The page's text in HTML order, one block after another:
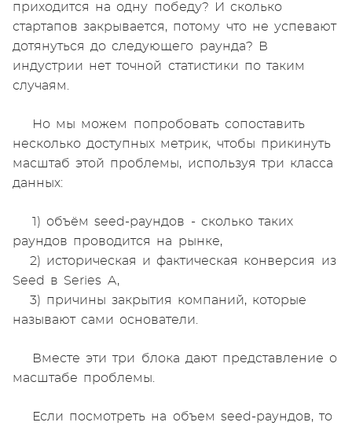
приходится на одну победу? И сколько
стартапов закрывается, потому что не успевают
дотянуться до следующего раунда? В
индустрии нет точной статистики по таким
случаям.
Но мы можем попробовать сопоставить
несколько доступных метрик, чтобы прикинуть
масштаб этой проблемы, используя три класса
данных:
1) объём seed-раундов - сколько таких
раундов проводится на рынке,
2) историческая и фактическая конверсия из
Seed в Series A,
3) причины закрытия компаний, которые
называют сами основатели.
Вместе эти три блока дают представление о
масштабе проблемы.
Если посмотреть на объем seed-раундов, то